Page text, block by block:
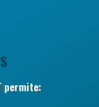
permite: